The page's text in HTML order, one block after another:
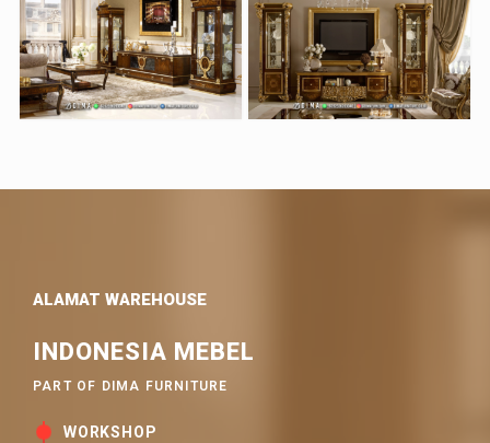
ALAMAT WAREHOUSE
INDONESIA MEBEL
PART OF DIMA FURNITURE
WORKSHOP